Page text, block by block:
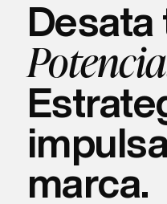
Desata
marca.